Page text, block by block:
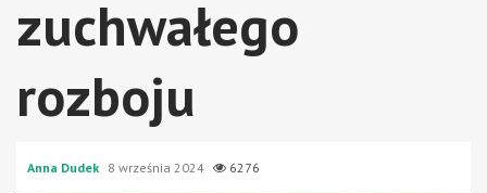
zuchwałego
rozboju
Anna Dudek 8 września 2024 6276